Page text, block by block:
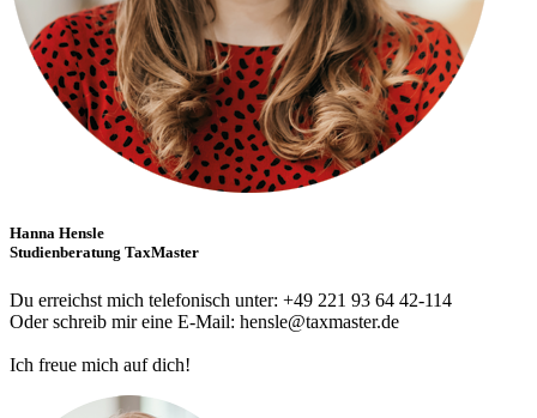
Hanna Hensle
Studienberatung TaxMaster
Du erreichst mich telefonisch unter: +49 221 93 64 42-114
Oder schreib mir eine E-Mail: hensle@taxmaster.de
Ich freue mich auf dich!